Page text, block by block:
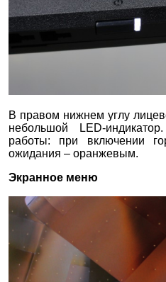
В правом нижнем углу
небольшой LED-
работы: при включении
ожидания – оранжевым.
Экранное меню